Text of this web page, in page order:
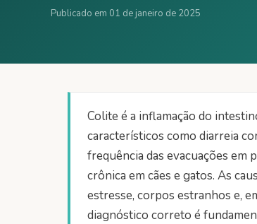
Publicado em 01 de janeiro de 2025
Colite é a inflamação do
característicos como diarreia
frequência das evacuações em
crônica em cães e gatos. As
estresse, corpos estranhos e,
diagnóstico correto é